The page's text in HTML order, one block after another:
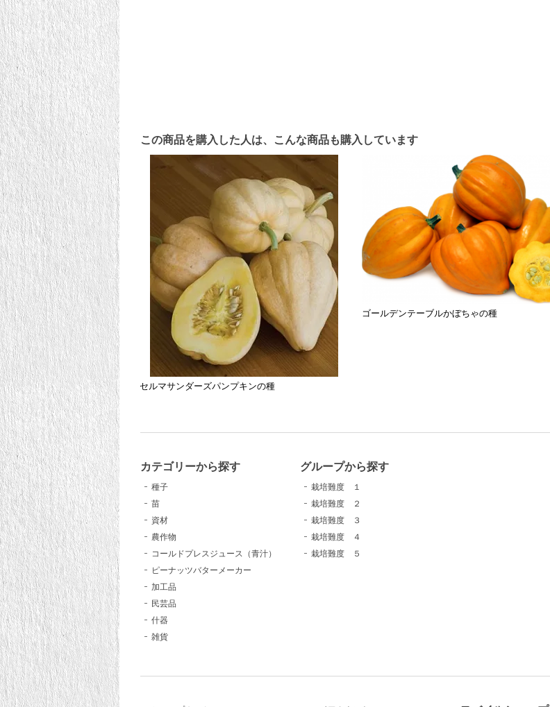
この商品を購入した人は、こんな商品も購入しています
セルマサンダーズパンプキンの種
ゴールデンテーブルかぼちゃの種
カテゴリーから探す
種子
苗
資材
農作物
コールドプレスジュース（青汁）
ピーナッツバターメーカー
加工品
民芸品
什器
雑貨
グループから探す
栽培難度 １
栽培難度 ２
栽培難度 ３
栽培難度 ４
栽培難度 ５